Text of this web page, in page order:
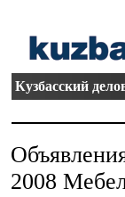
Кузбасский
2008